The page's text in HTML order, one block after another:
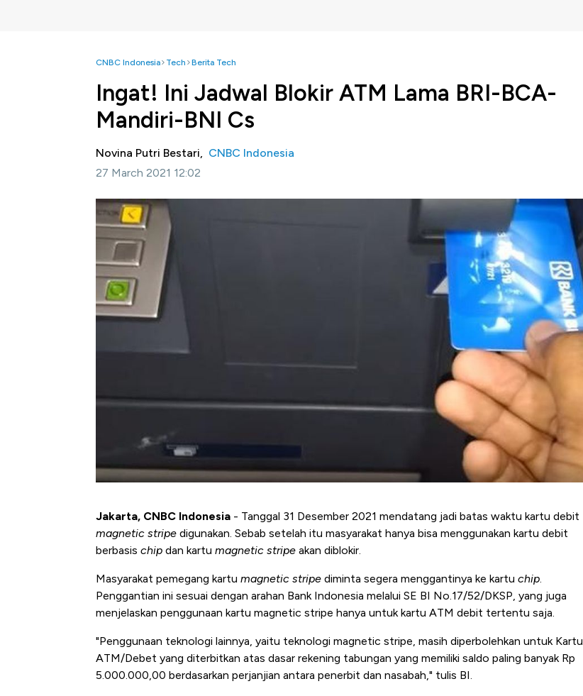
CNBC Indonesia Tech Berita Tech
Ingat! Ini Jadwal Blokir ATM Lama BRI-BCA-
Mandiri-BNI Cs
Novina Putri Bestari, CNBC Indonesia
27 March 2021 12:02
Jakarta, CNBC Indonesia - Tanggal 31 Desember 2021 mendatang jadi batas waktu kartu debit
magnetic stripe digunakan. Sebab setelah itu masyarakat hanya bisa menggunakan kartu debit
berbasis chip dan kartu magnetic stripe akan diblokir.
Masyarakat pemegang kartu magnetic stripe diminta segera menggantinya ke kartu chip.
Penggantian ini sesuai dengan arahan Bank Indonesia melalui SE BI No.17/52/DKSP, yang juga
menjelaskan penggunaan kartu magnetic stripe hanya untuk kartu ATM debit tertentu saja.
"Penggunaan teknologi lainnya, yaitu teknologi magnetic stripe, masih diperbolehkan untuk Kartu
ATM/Debet yang diterbitkan atas dasar rekening tabungan yang memiliki saldo paling banyak Rp
5.000.000,00 berdasarkan perjanjian antara penerbit dan nasabah," tulis BI.